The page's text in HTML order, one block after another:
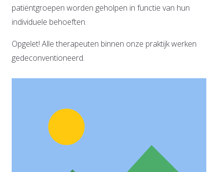
patiëntgroepen worden geholpen in functie van hun
individuele behoeften.
Opgelet! Alle therapeuten binnen onze praktijk werken
gedeconventioneerd.